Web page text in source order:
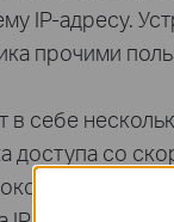
IP-адресу.
прочими
себе
доступа со